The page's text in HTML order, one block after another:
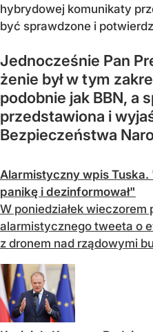
hybrydowej komunikaty
być sprawdzone i
Jednocześnie Pan
żenie był w tym
podobnie jak BBN, a
przedstawiona i
Bezpieczeństwa
Alarmistyczny wpis Tuska.
panikę i dezinformował"
W poniedziałek wieczorem
alarmistycznego tweeta o
z dronem nad rządowymi